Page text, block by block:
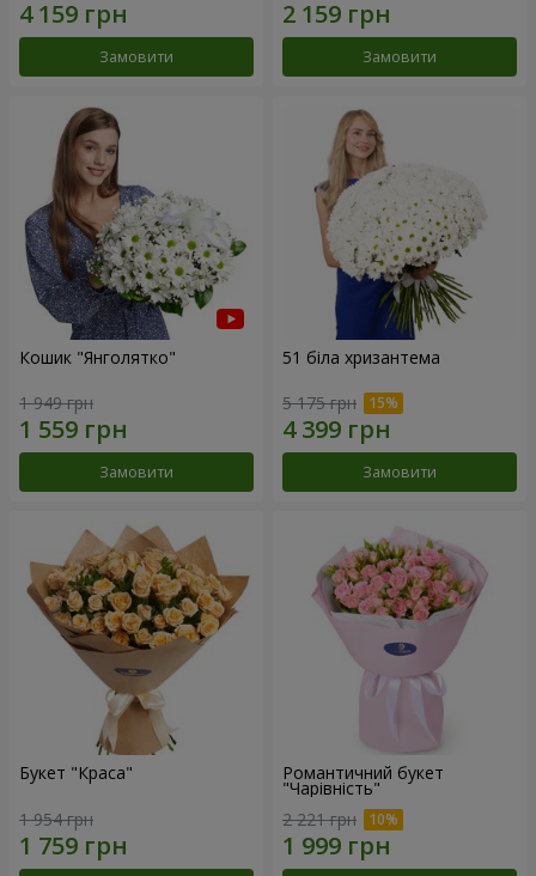
Замовити Замовити
Кошик "Янголятко"
1 949 грн
Замовити
51 біла хризантема
5 175 грн
Замовити
Букет "Краса"
1 954 грн
Романтичний букет
"Чарівність"
2 221 грн